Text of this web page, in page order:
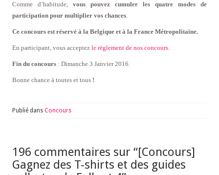
Comme d’habitude, vous pouvez cumuler les quatre modes de
participation pour multiplier vos chances.
Ce concours est réservé à la Belgique et à la France Métropolitaine.
En participant, vous acceptez le règlement de nos concours.
Fin du concours : Dimanche 3 Janvier 2016.
Bonne chance à toutes et tous !
Publié dans Concours
196 commentaires sur “[Concours]
Gagnez des T-shirts et des guides